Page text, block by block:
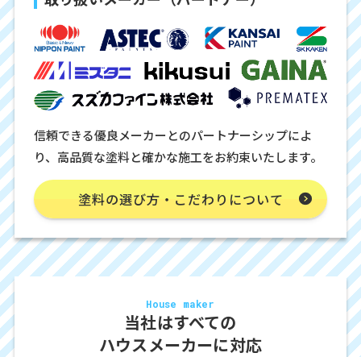
信頼できる優良メーカーとのパートナーシップによ
り、高品質な塗料と確かな施工をお約束いたします。
塗料の選び方・こだわりについて
House maker
当社はすべての
ハウスメーカーに対応